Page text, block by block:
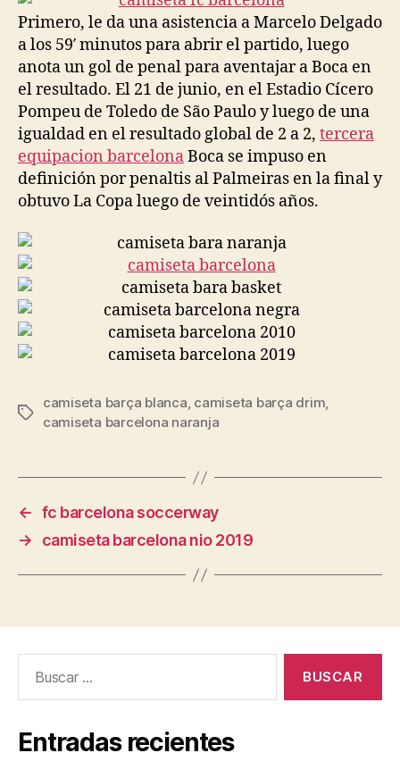
Primero, le da una asistencia a Marcelo Delgado
a los 59′ minutos para abrir el partido, luego
anota un gol de penal para aventajar a Boca en
el resultado. El 21 de junio, en el Estadio Cícero
Pompeu de Toledo de São Paulo y luego de una
igualdad en el resultado global de 2 a 2, tercera
equipacion barcelonaBoca se impuso en
definición por penaltis al Palmeiras en la final y
obtuvo La Copa luego de veintidós años.
Etiquetas
camiseta barça blanca, camiseta barça drim,
camiseta barcelona naranja
← fc barcelona soccerway
→
camiseta barcelona nio 2019
Entradas recientes